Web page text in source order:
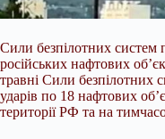
Сили безпілотних систем
російських нафтових
травні Сили безпілотних
ударів по 18 нафтових
території РФ та на